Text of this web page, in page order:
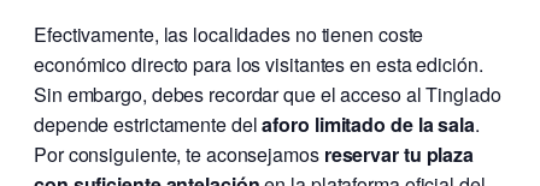
Efectivamente, las localidades no tienen coste
económico directo para los visitantes en esta edición.
Sin embargo, debes recordar que el acceso al Tinglado
depende estrictamente delaforo limitado de la sala.
Por consiguiente, te aconsejamos reservar tu plaza